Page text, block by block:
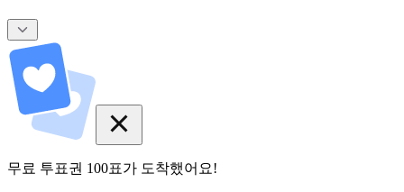
무료 투표권 100표가 도착했어요!